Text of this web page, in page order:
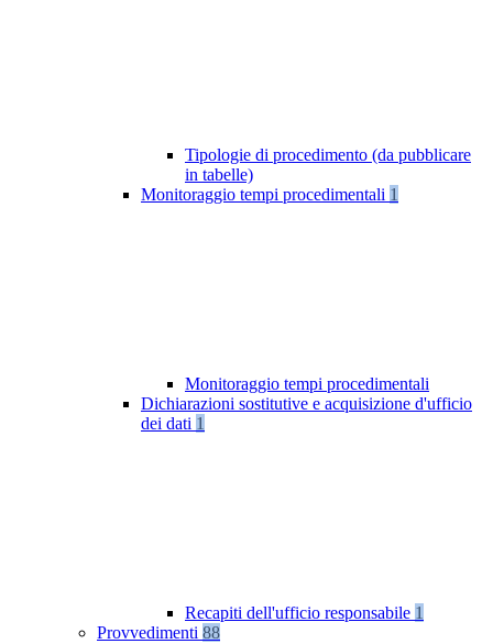
Tipologie di procedimento (da pubblicare
in tabelle)
Monitoraggio tempi procedimentali 1
Monitoraggio tempi procedimentali
Dichiarazioni sostitutive e acquisizione d'ufficio
dei dati 1
Recapiti dell'ufficio responsabile 1
Provvedimenti 88